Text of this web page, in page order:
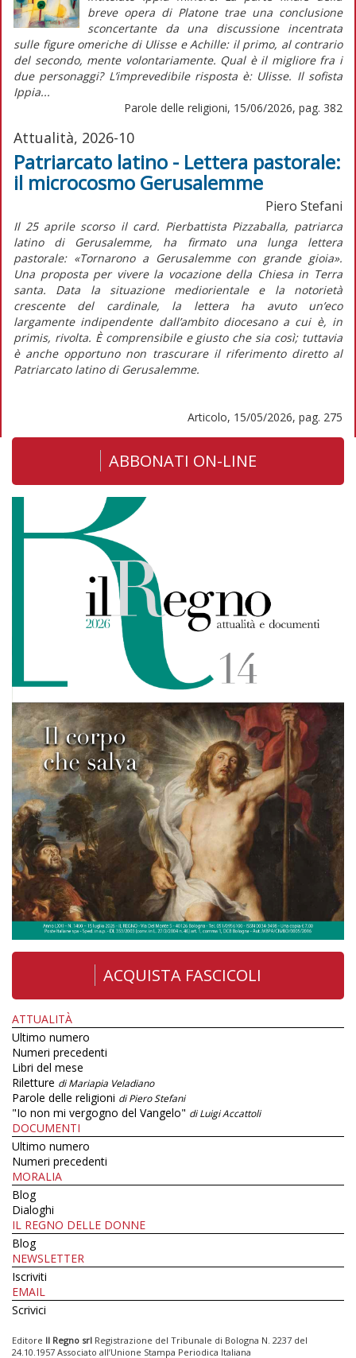
breve opera di Platone trae una conclusione
sconcertante da una discussione incentrata
sulle figure omeriche di Ulisse e Achille: il primo, al contrario
del secondo, mente volontariamente. Qual è il migliore fra i
due personaggi? L’imprevedibile risposta è: Ulisse. Il sofista
Ippia...
Parole delle religioni, 15/06/2026, pag. 382
Attualità, 2026-10
Patriarcato latino - Lettera pastorale:
il microcosmo Gerusalemme
Piero Stefani
Il 25 aprile scorso il card. Pierbattista Pizzaballa, patriarca
latino di Gerusalemme, ha firmato una lunga lettera
pastorale: «Tornarono a Gerusalemme con grande gioia».
Una proposta per vivere la vocazione della Chiesa in Terra
santa. Data la situazione mediorientale e la notorietà
crescente del cardinale, la lettera ha avuto un’eco
largamente indipendente dall’ambito diocesano a cui è, in
primis, rivolta. È comprensibile e giusto che sia così; tuttavia
è anche opportuno non trascurare il riferimento diretto al
Patriarcato latino di Gerusalemme.
Articolo, 15/05/2026, pag. 275
ABBONATI ON-LINE
ACQUISTA FASCICOLI
ATTUALITÀ
Ultimo numero
Numeri precedenti
Libri del mese
Riletture di Mariapia Veladiano
Parole delle religioni di Piero Stefani
"Io non mi vergogno del Vangelo" di Luigi Accattoli
DOCUMENTI
Ultimo numero
Numeri precedenti
MORALIA
Blog
Dialoghi
IL REGNO DELLE DONNE
Blog
NEWSLETTER
Iscriviti
EMAIL
Scrivici
Editore Il Regno srl Registrazione del Tribunale di Bologna N. 2237 del
24.10.1957 Associato all’Unione Stampa Periodica Italiana